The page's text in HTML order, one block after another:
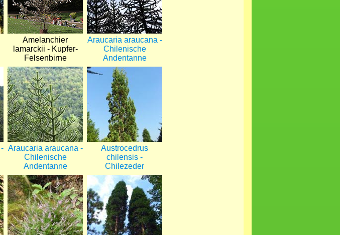
Amelanchier
lamarckii - Kupfer-
Felsenbirne
Araucaria araucana -
Chilenische
Andentanne
Bild
Araucaria araucana -
Chilenische
Andentanne
Bild
Austrocedrus
chilensis -
Chilezeder
Bild Bild